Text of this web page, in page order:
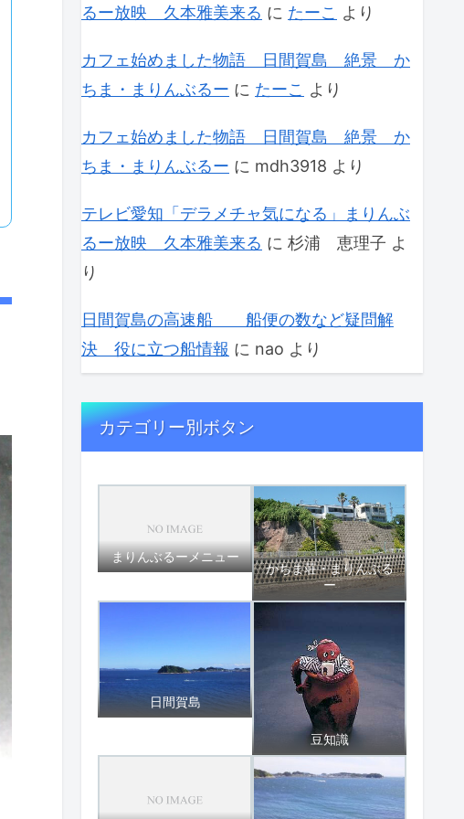
るー放映 久本雅美来る に たーこ より
カフェ始めました物語 日間賀島 絶景 か
ちま・まりんぶるー に たーこ より
カフェ始めました物語 日間賀島 絶景 か
ちま・まりんぶるー に mdh3918 より
テレビ愛知「デラメチャ気になる」まりんぶ
るー放映 久本雅美来る に 杉浦 恵理子 よ
り
日間賀島の高速船 船便の数など疑問解
決 役に立つ船情報 に nao より
カテゴリー別ボタン
まりんぶるーメニュー
かちま荘・まりんぶる
ー
日間賀島
豆知識